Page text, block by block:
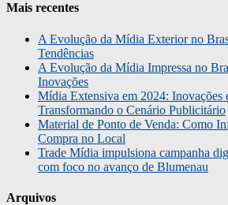
Mais recentes
A Evolução da Mídia Exterior no
Tendências
A Evolução da Mídia Impressa no
Inovações
Mídia Extensiva em 2024: Inovações
Transformando o Cenário Publicitário
Material de Ponto de Venda: Como
Compra no Local
Trade Mídia impulsiona campanha
com foco no avanço de Blumenau
Arquivos